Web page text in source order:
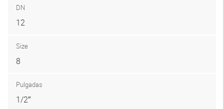
DN
12
Size
8
Pulgadas
1/2″